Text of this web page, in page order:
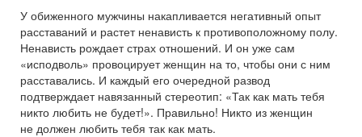
У обиженного мужчины накапливается негативный опыт
расставаний и растет ненависть к противоположному полу.
Ненависть рождает страх отношений. И он уже сам
«исподволь» провоцирует женщин на то, чтобы они с ним
расставались. И каждый его очередной развод
подтверждает навязанный стереотип: «Так как мать тебя
никто любить не будет!». Правильно! Никто из женщин
не должен любить тебя так как мать.